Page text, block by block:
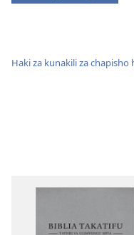
Haki za kunakili za chapisho